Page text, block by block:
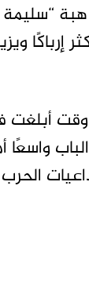
هبة
إرباكًا
أبلغت